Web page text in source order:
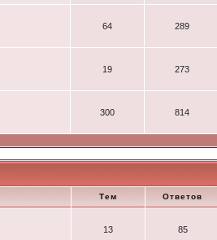
64 289
19 273
300 814
Тем Ответов
13 85